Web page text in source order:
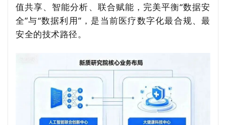
值共享、智能分析、联合赋能，完美平衡“数据安
全”与“数据利用”，是当前医疗数字化最合规、最
安全的技术路径。